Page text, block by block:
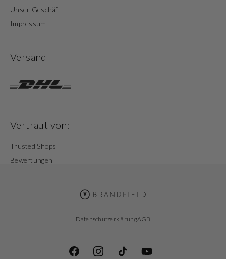
Unser Geschäft
Impressum
Versand
Vertraut von:
Trusted Shops
Bewertungen
DatenschutzerklärungAGB
FacebookInstagramTikTok YouTube